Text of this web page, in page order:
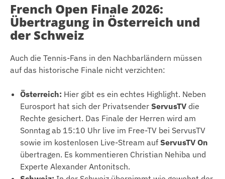
French Open Finale 2026:
Übertragung in Österreich und
der Schweiz
Auch die Tennis-Fans in den Nachbarländern müssen
auf das historische Finale nicht verzichten:
Österreich: Hier gibt es ein echtes Highlight. Neben
Eurosport hat sich der Privatsender ServusTV die
Rechte gesichert. Das Finale der Herren wird am
Sonntag ab 15:10 Uhr live im Free-TV bei ServusTV
sowie im kostenlosen Live-Stream auf ServusTV On
übertragen. Es kommentieren Christian Nehiba und
Experte Alexander Antonitsch.